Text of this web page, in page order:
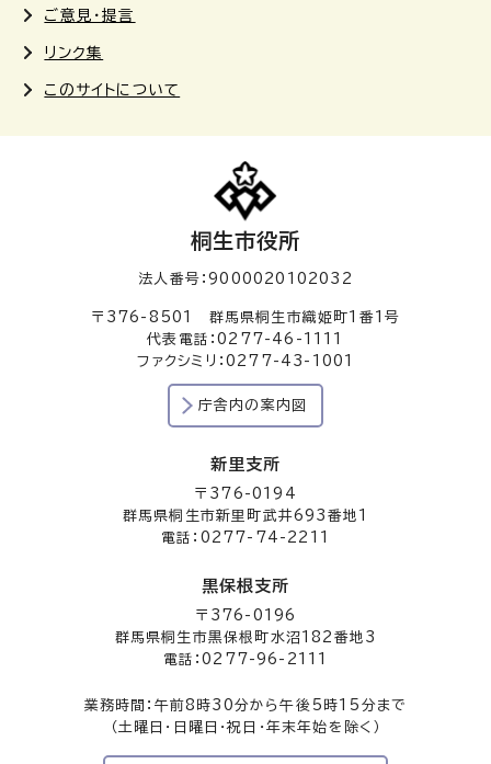
ご意見・提言
リンク集
このサイトについて
桐生市役所
法人番号：9000020102032
〒376-8501 群馬県桐生市織姫町1番1号
代表電話：0277-46-1111
ファクシミリ：0277-43-1001
庁舎内の案内図
新里支所
〒376-0194
群馬県桐生市新里町武井693番地1
電話：0277-74-2211
黒保根支所
〒376-0196
群馬県桐生市黒保根町水沼182番地3
電話：0277-96-2111
業務時間：午前8時30分から午後5時15分まで
（土曜日・日曜日・祝日・年末年始を除く）